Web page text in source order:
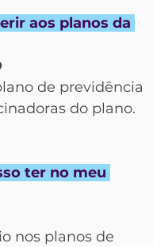
aos planos da
de previdência
do plano.
ter no meu
nos planos de